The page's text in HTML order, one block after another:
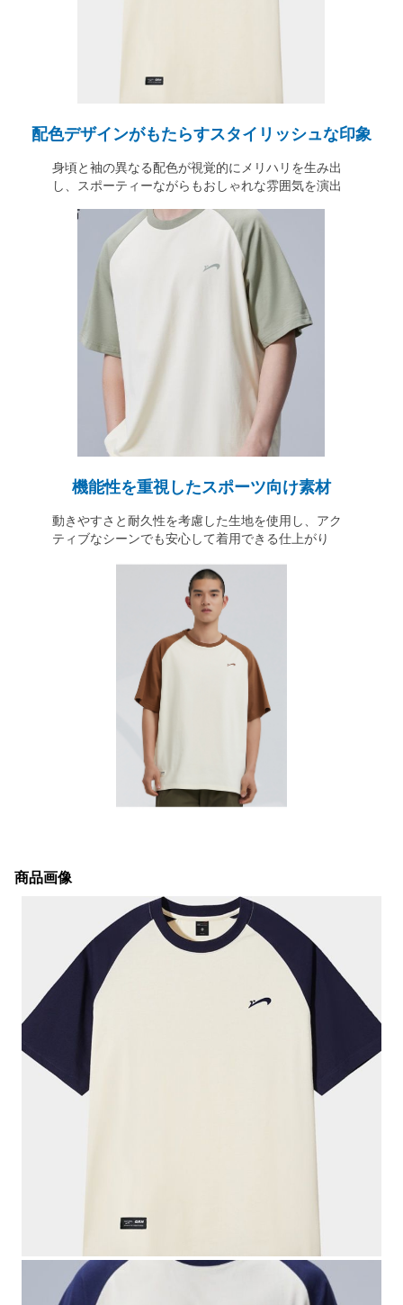
配色デザインがもたらすスタイリッシュな印象
身頃と袖の異なる配色が視覚的にメリハリを生み出
し、スポーティーながらもおしゃれな雰囲気を演出
機能性を重視したスポーツ向け素材
動きやすさと耐久性を考慮した生地を使用し、アク
ティブなシーンでも安心して着用できる仕上がり
商品画像